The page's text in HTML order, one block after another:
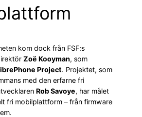
kom dock från FSF:s
Zoë Kooyman, som
Project. Projektet, som
med den erfarne fri
Rob Savoye, har målet
fri mobilplattform – från firmware